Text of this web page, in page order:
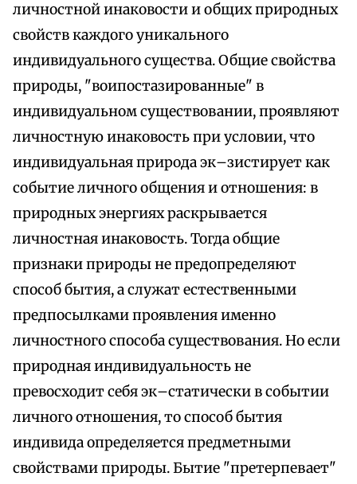
личностной инаковости и общих природных
свойств каждого уникального
индивидуального существа. Общие свойства
природы, "воипостазированные" в
индивидуальном существовании, проявляют
личностную инаковость при условии, что
индивидуальная природа эк–зистирует как
событие личного общения и отношения: в
природных энергиях раскрывается
личностная инаковость. Тогда общие
признаки природы не предопределяют
способ бытия, а служат естественными
предпосылками проявления именно
личностного способа существования. Но если
природная индивидуальность не
превосходит себя эк–статически в событии
личного отношения, то способ бытия
индивида определяется предметными
свойствами природы. Бытие "претерпевает"